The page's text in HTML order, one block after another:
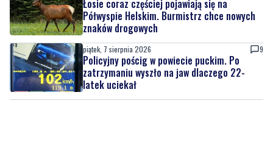
Łosie coraz częściej pojawiają się na
Półwyspie Helskim. Burmistrz chce nowych
znaków drogowych
piątek, 7 sierpnia 2026 9
Policyjny pościg w powiecie puckim. Po
zatrzymaniu wyszło na jaw dlaczego 22-
latek uciekał